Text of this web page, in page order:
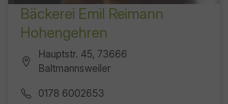
Bäckerei Emil Reimann
Hohengehren
Hauptstr. 45, 73666
Baltmannsweiler
0178 6002653